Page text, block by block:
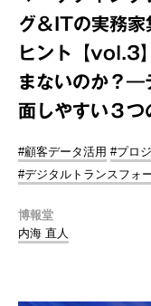
グ＆ITの実務家
ヒント【vol.3
まないのか？―
面しやすい３つ
#顧客データ活用 #プロ
#デジタルトランスフォ
博報堂
内海 直人